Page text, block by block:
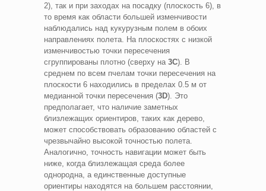
2), так и при заходах на посадку (плоскость 6), в
то время как области большей изменчивости
наблюдались над кукурузным полем в обоих
направлениях полета. На плоскостях с низкой
изменчивостью точки пересечения
сгруппированы плотно (сверху на 3C). В
среднем по всем пчелам точки пересечения на
плоскости 6 находились в пределах 0.5 м от
медианной точки пересечения (3D). Это
предполагает, что наличие заметных
близлежащих ориентиров, таких как дерево,
может способствовать образованию областей с
чрезвычайно высокой точностью полета.
Аналогично, точность навигации может быть
ниже, когда близлежащая среда более
однородна, а единственные доступные
ориентиры находятся на большем расстоянии,